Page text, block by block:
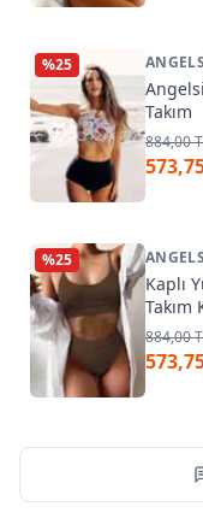
%25
Takım
884,00
%25
Kaplı
Takım
884,00